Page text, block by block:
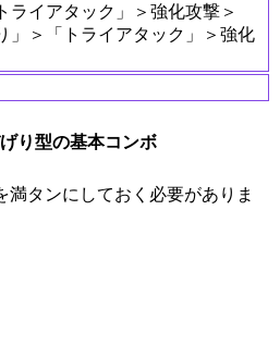
ライアタック」＞強化攻撃＞
」＞「トライアタック」＞強化
り型の基本コンボ
タンにしておく必要がありま